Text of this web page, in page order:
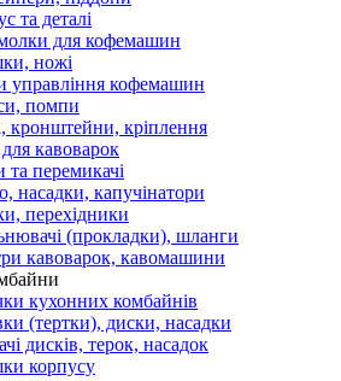
та деталі
для кофемашин
ножі
управління кофемашин
помпи
кронштейни, кріплення
для кавоварок
та перемикачі
насадки, капучінатори
перехідники
(прокладки), шланги
кавоварок, кавомашини
кухонних комбайнів
(тертки), диски, насадки
дисків, терок, насадок
корпусу